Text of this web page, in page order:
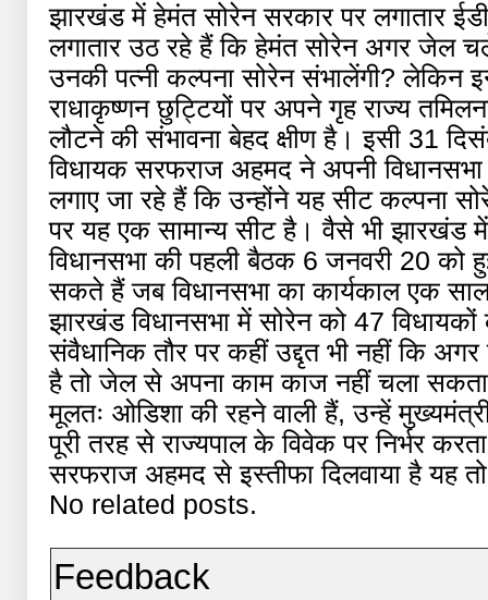
झारखंड में हेमंत सोरेन सरकार पर लगातार
लगातार उठ रहे हैं कि हेमंत सोरेन अगर जेल
उनकी पत्नी कल्पना सोरेन संभालेंगी? लेकिन
राधाकृष्णन छुट्टियों पर अपने गृह राज्य
लौटने की संभावना बेहद क्षीण है। इसी 31
विधायक सरफराज अहमद ने अपनी
लगाए जा रहे हैं कि उन्होंने यह सीट कल्पना
पर यह एक सामान्य सीट है। वैसे भी
विधानसभा की पहली बैठक 6 जनवरी 20 को
सकते हैं जब विधानसभा का कार्यकाल एक
झारखंड विधानसभा में सोरेन को 47
संवैधानिक तौर पर कहीं उद्दृत भी नहीं कि
है तो जेल से अपना काम काज नहीं चला
मूलतः ओडिशा की रहने वाली हैं, उन्हें
पूरी तरह से राज्यपाल के विवेक पर निर्भर
सरफराज अहमद से इस्तीफा दिलवाया है यह
No related posts.
Feedback